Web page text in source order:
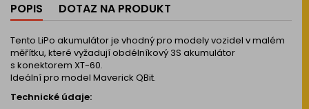
POPIS DOTAZ NA PRODUKT
Tento LiPo akumulátor je vhodný pro modely vozidel v malém
měřítku, které vyžadují obdélníkový 3S akumulátor
s konektorem XT-60.
Ideální pro model Maverick QBit.
Technické údaje: